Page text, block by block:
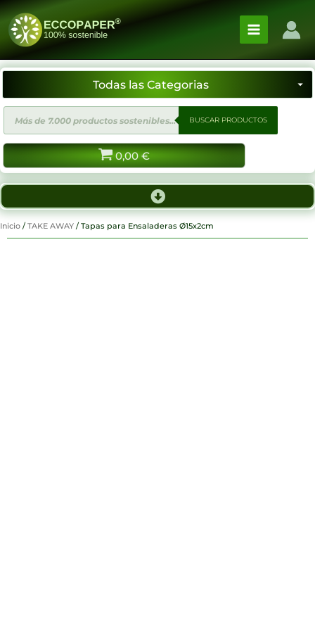
Ir
contenido
de
productos
BUSCAR PRODUCTOS
0,00 €
Inicio / TAKE AWAY / Tapas para Ensaladeras Ø15x2cm